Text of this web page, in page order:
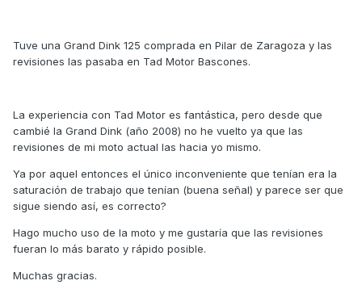
Tuve una Grand Dink 125 comprada en Pilar de Zaragoza y las
revisiones las pasaba en Tad Motor Bascones.
La experiencia con Tad Motor es fantástica, pero desde que
cambié la Grand Dink (año 2008) no he vuelto ya que las
revisiones de mi moto actual las hacia yo mismo.
Ya por aquel entonces el único inconveniente que tenían era la
saturación de trabajo que tenían (buena señal) y parece ser que
sigue siendo así, es correcto?
Hago mucho uso de la moto y me gustaría que las revisiones
fueran lo más barato y rápido posible.
Muchas gracias.